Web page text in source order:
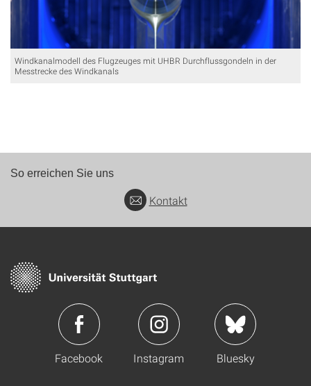
Windkanalmodell des Flugzeuges mit UHBR Durchflussgondeln in der
Messtrecke des Windkanals
So erreichen Sie uns
Kontakt
Facebook Instagram Bluesky